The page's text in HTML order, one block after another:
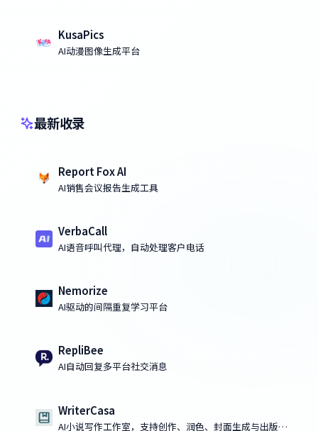
KusaPics
AI动漫图像生成平台
最新收录
Report Fox AI
AI销售会议报告生成工具
VerbaCall
AI语音呼叫代理，自动处理客户电话
Nemorize
AI驱动的间隔重复学习平台
RepliBee
AI自动回复多平台社交消息
WriterCasa
AI小说写作工作室，支持创作、润色、封面生成与出版导